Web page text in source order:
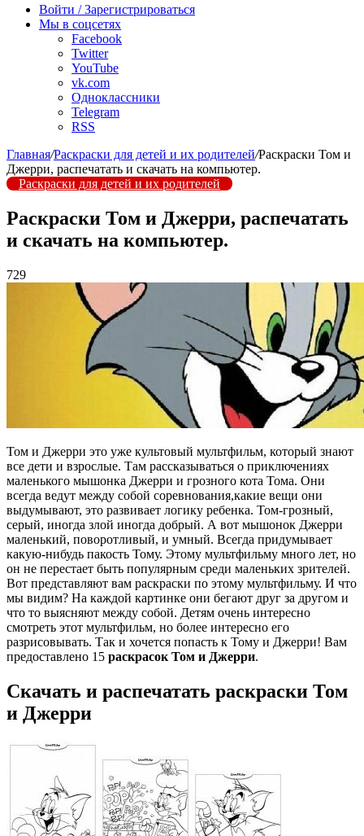
радио
Войти / Зарегистрироваться
Мы в соцсетях
Facebook
Twitter
YouTube
vk.com
Одноклассники
Telegram
RSS
Главная/Раскраски для детей и их родителей/Раскраски Том и
Джерри, распечатать и скачать на компьютер.
Раскраски для детей и их родителей
Раскраски Том и Джерри, распечатать
и скачать на компьютер.
729
Том и Джерри это уже культовый мультфильм, который знают
все дети и взрослые. Там рассказываться о приключениях
маленького мышонка Джерри и грозного кота Тома. Они
всегда ведут между собой соревнования,какие вещи они
выдумывают, это развивает логику ребенка. Том-грозный,
серый, иногда злой иногда добрый. А вот мышонок Джерри
маленький, поворотливый, и умный. Всегда придумывает
какую-нибудь пакость Тому. Этому мультфильму много лет, но
он не перестает быть популярным среди маленьких зрителей.
Вот представляют вам раскраски по этому мультфильму. И что
мы видим? На каждой картинке они бегают друг за другом и
что то выясняют между собой. Детям очень интересно
смотреть этот мультфильм, но более интересно его
разрисовывать. Так и хочется попасть к Тому и Джерри! Вам
предоставлено 15 раскрасок Том и Джерри.
Скачать и распечатать раскраски Том
и Джерри